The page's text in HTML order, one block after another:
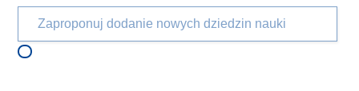
Zaproponuj dodanie nowych dziedzin nauki